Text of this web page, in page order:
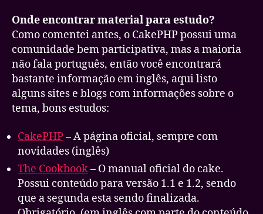
Onde encontrar material para estudo?
Como comentei antes, o CakePHP possui uma
comunidade bem participativa, mas a maioria
não fala português, então você encontrará
bastante informação em inglês, aqui listo
alguns sites e blogs com informações sobre o
tema, bons estudos:
CakePHP– A página oficial, sempre com
novidades (inglês)
The Cookbook– O manual oficial do cake.
Possui conteúdo para versão 1.1 e 1.2, sendo
que a segunda esta sendo finalizada.